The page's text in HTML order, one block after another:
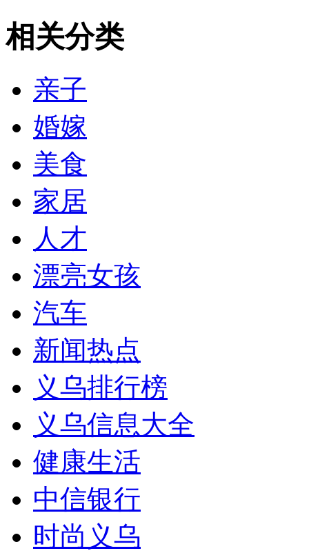
相关分类
亲子
婚嫁
美食
家居
人才
漂亮女孩
汽车
新闻热点
义乌排行榜
义乌信息大全
健康生活
中信银行
时尚义乌